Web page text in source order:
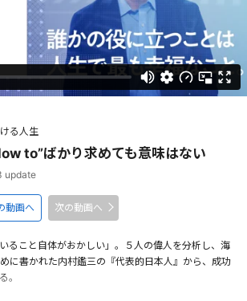
る人生
to”ばかり求めても意味はない
update
動画へ 次の動画へ
いること自体がおかしい」。５人の偉人を分析し、海
に書かれた内村鑑三の『代表的日本人』から、成功
。